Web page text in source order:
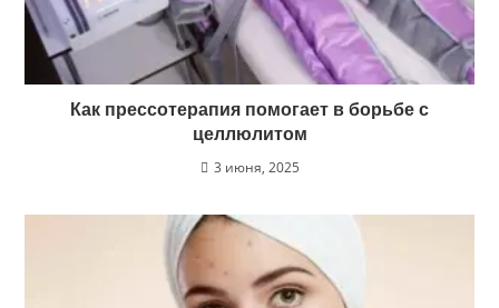
Как прессотерапия помогает в борьбе с
целлюлитом
3 июня, 2025